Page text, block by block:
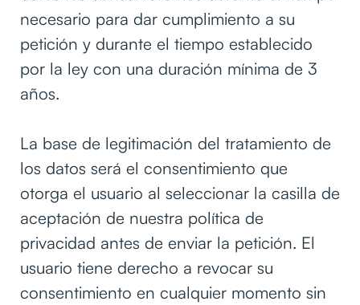
necesario para dar cumplimiento a su
petición y durante el tiempo establecido
por la ley con una duración mínima de 3
años.
La base de legitimación del tratamiento de
los datos será el consentimiento que
otorga el usuario al seleccionar la casilla de
aceptación de nuestra política de
privacidad antes de enviar la petición. El
usuario tiene derecho a revocar su
consentimiento en cualquier momento sin